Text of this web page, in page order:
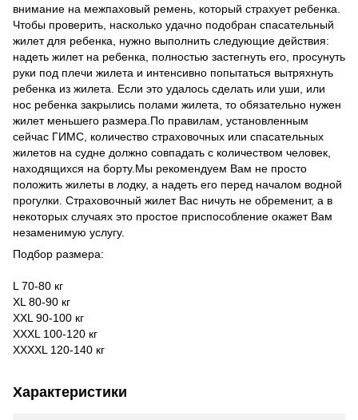
внимание на межпаховый ремень, который страхует ребенка.
Чтобы проверить, насколько удачно подобран спасательный
жилет для ребенка, нужно выполнить следующие действия:
надеть жилет на ребенка, полностью застегнуть его, просунуть
руки под плечи жилета и интенсивно попытаться вытряхнуть
ребенка из жилета. Если это удалось сделать или уши, или
нос ребенка закрылись полами жилета, то обязательно нужен
жилет меньшего размера.По правилам, установленным
сейчас ГИМС, количество страховочных или спасательных
жилетов на судне должно совпадать с количеством человек,
находящихся на борту.Мы рекомендуем Вам не просто
положить жилеты в лодку, а надеть его перед началом водной
прогулки. Страховочный жилет Вас ничуть не обременит, а в
некоторых случаях это простое приспособление окажет Вам
незаменимую услугу.
Подбор размера:
L 70-80 кг
XL 80-90 кг
XXL 90-100 кг
XXXL 100-120 кг
XXXXL 120-140 кг
Характеристики